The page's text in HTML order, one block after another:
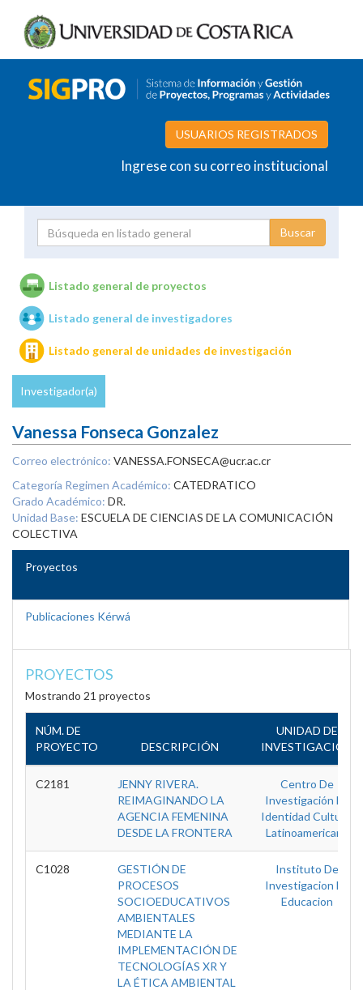
USUARIOS REGISTRADOS
Ingrese con su correo institucional
Unidades de investigación
Listado general de proyectos
Listado general de investigadores
Listado general de unidades de investigación
Investigador(a)
Vanessa Fonseca Gonzalez
Correo electrónico: VANESSA.FONSECA@ucr.ac.cr
Categoría Regimen Académico: CATEDRATICO
Grado Académico: DR.
Unidad Base: ESCUELA DE CIENCIAS DE LA COMUNICACIÓN
COLECTIVA
Proyectos
Publicaciones Kérwá
PROYECTOS
Mostrando 21 proyectos
NÚM. DE
PROYECTO
DESCRIPCIÓN
UNIDAD DE
INVESTIGACIÓN
C2181
JENNY RIVERA.
REIMAGINANDO LA
AGENCIA FEMENINA
DESDE LA FRONTERA
Centro De
Investigación En
Identidad Cultural
Latinoamericana
C1028
GESTIÓN DE
PROCESOS
SOCIOEDUCATIVOS
AMBIENTALES
MEDIANTE LA
IMPLEMENTACIÓN DE
TECNOLOGÍAS XR Y
LA ÉTICA AMBIENTAL
Instituto De
Investigacion En
Educacion